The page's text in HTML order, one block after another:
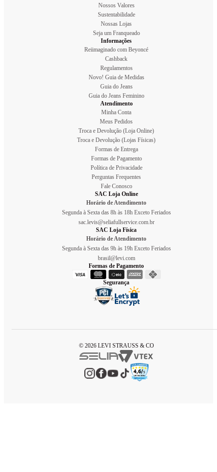
Nossos Valores
Sustentabilidade
Nossas Lojas
Seja um Franqueado
Informações
Reiimaginado com Beyoncé
Cashback
Regulamentos
Novo! Guia de Medidas
Guia do Jeans
Guia do Jeans Feminino
Atendimento
Minha Conta
Meus Pedidos
Troca e Devolução (Loja Online)
Troca e Devolução (Lojas Físicas)
Formas de Entrega
Formas de Pagamento
Política de Privacidade
Perguntas Frequentes
Fale Conosco
SAC Loja Online
Horário de Atendimento
Segunda à Sexta das 8h às 18h Exceto Feriados
sac.levis@seliafullservice.com.br
SAC Loja Física
Horário de Atendimento
Segunda à Sexta das 9h às 19h Exceto Feriados
brasil@levi.com
Formas de Pagamento
Segurança
© 2026 LEVI STRAUSS & CO